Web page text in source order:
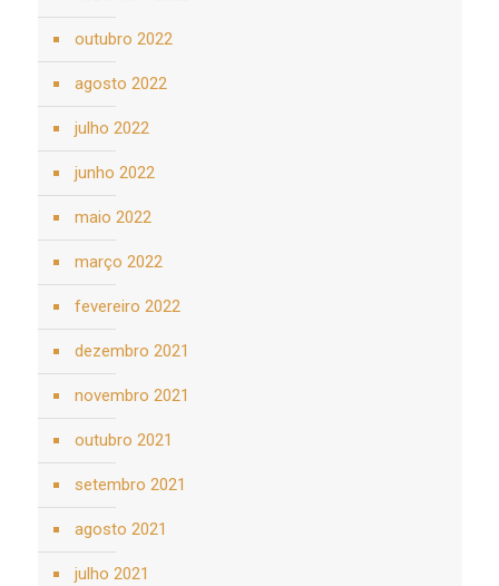
outubro 2022
agosto 2022
julho 2022
junho 2022
maio 2022
março 2022
fevereiro 2022
dezembro 2021
novembro 2021
outubro 2021
setembro 2021
agosto 2021
julho 2021